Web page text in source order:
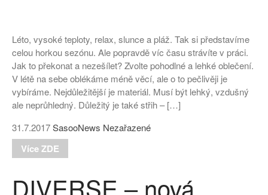
Léto, vysoké teploty, relax, slunce a pláž. Tak si představíme
celou horkou sezónu. Ale popravdě víc času strávíte v práci.
Jak to překonat a nezešílet? Zvolte pohodlné a lehké oblečení.
V létě na sebe oblékáme méně věcí, ale o to pečlivěji je
vybíráme. Nejdůležitější je materiál. Musí být lehký, vzdušný
ale neprůhledný. Důležitý je také střih – […]
31.7.2017SasooNews Nezařazené
Více ZDE
DIVERSE – nová